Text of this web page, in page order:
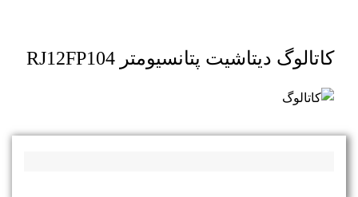
کاتالوگ دیتاشیت پتانسیومتر RJ12FP104